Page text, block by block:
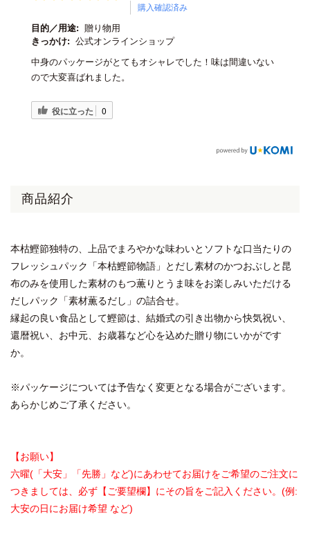
購入確認済み
目的／用途: 贈り物用
きっかけ: 公式オンラインショップ
中身のパッケージがとてもオシャレでした！味は間違いない
ので大変喜ばれました。
役に立った 0
商品紹介
本枯鰹節独特の、上品でまろやかな味わいとソフトな口当たりの
フレッシュパック「本枯鰹節物語」とだし素材のかつおぶしと昆
布のみを使用した素材のもつ薫りとうま味をお楽しみいただける
だしパック「素材薫るだし」の詰合せ。
縁起の良い食品として鰹節は、結婚式の引き出物から快気祝い、
還暦祝い、お中元、お歳暮など心を込めた贈り物にいかがです
か。
※パッケージについては予告なく変更となる場合がございます。
あらかじめご了承ください。
【お願い】
六曜(「大安」「先勝」など)にあわせてお届けをご希望のご注文に
つきましては、必ず【ご要望欄】にその旨をご記入ください。(例:
大安の日にお届け希望 など)